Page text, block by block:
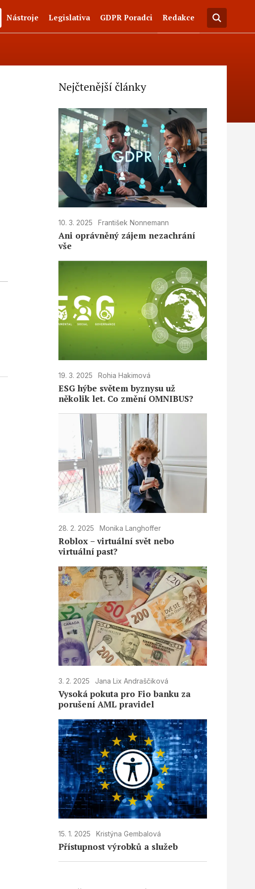
Nástroje Legislativa GDPR Poradci Redakce
Nejčtenější články
10. 3. 2025 František Nonnemann
Ani oprávněný zájem nezachrání
vše
19. 3. 2025 Rohia Hakimová
ESG hýbe světem byznysu už
několik let. Co změní OMNIBUS?
28. 2. 2025 Monika Langhoffer
Roblox – virtuální svět nebo
virtuální past?
3. 2. 2025 Jana Lix Andraščiková
Vysoká pokuta pro Fio banku za
porušení AML pravidel
15. 1. 2025 Kristýna Gembalová
Přístupnost výrobků a služeb